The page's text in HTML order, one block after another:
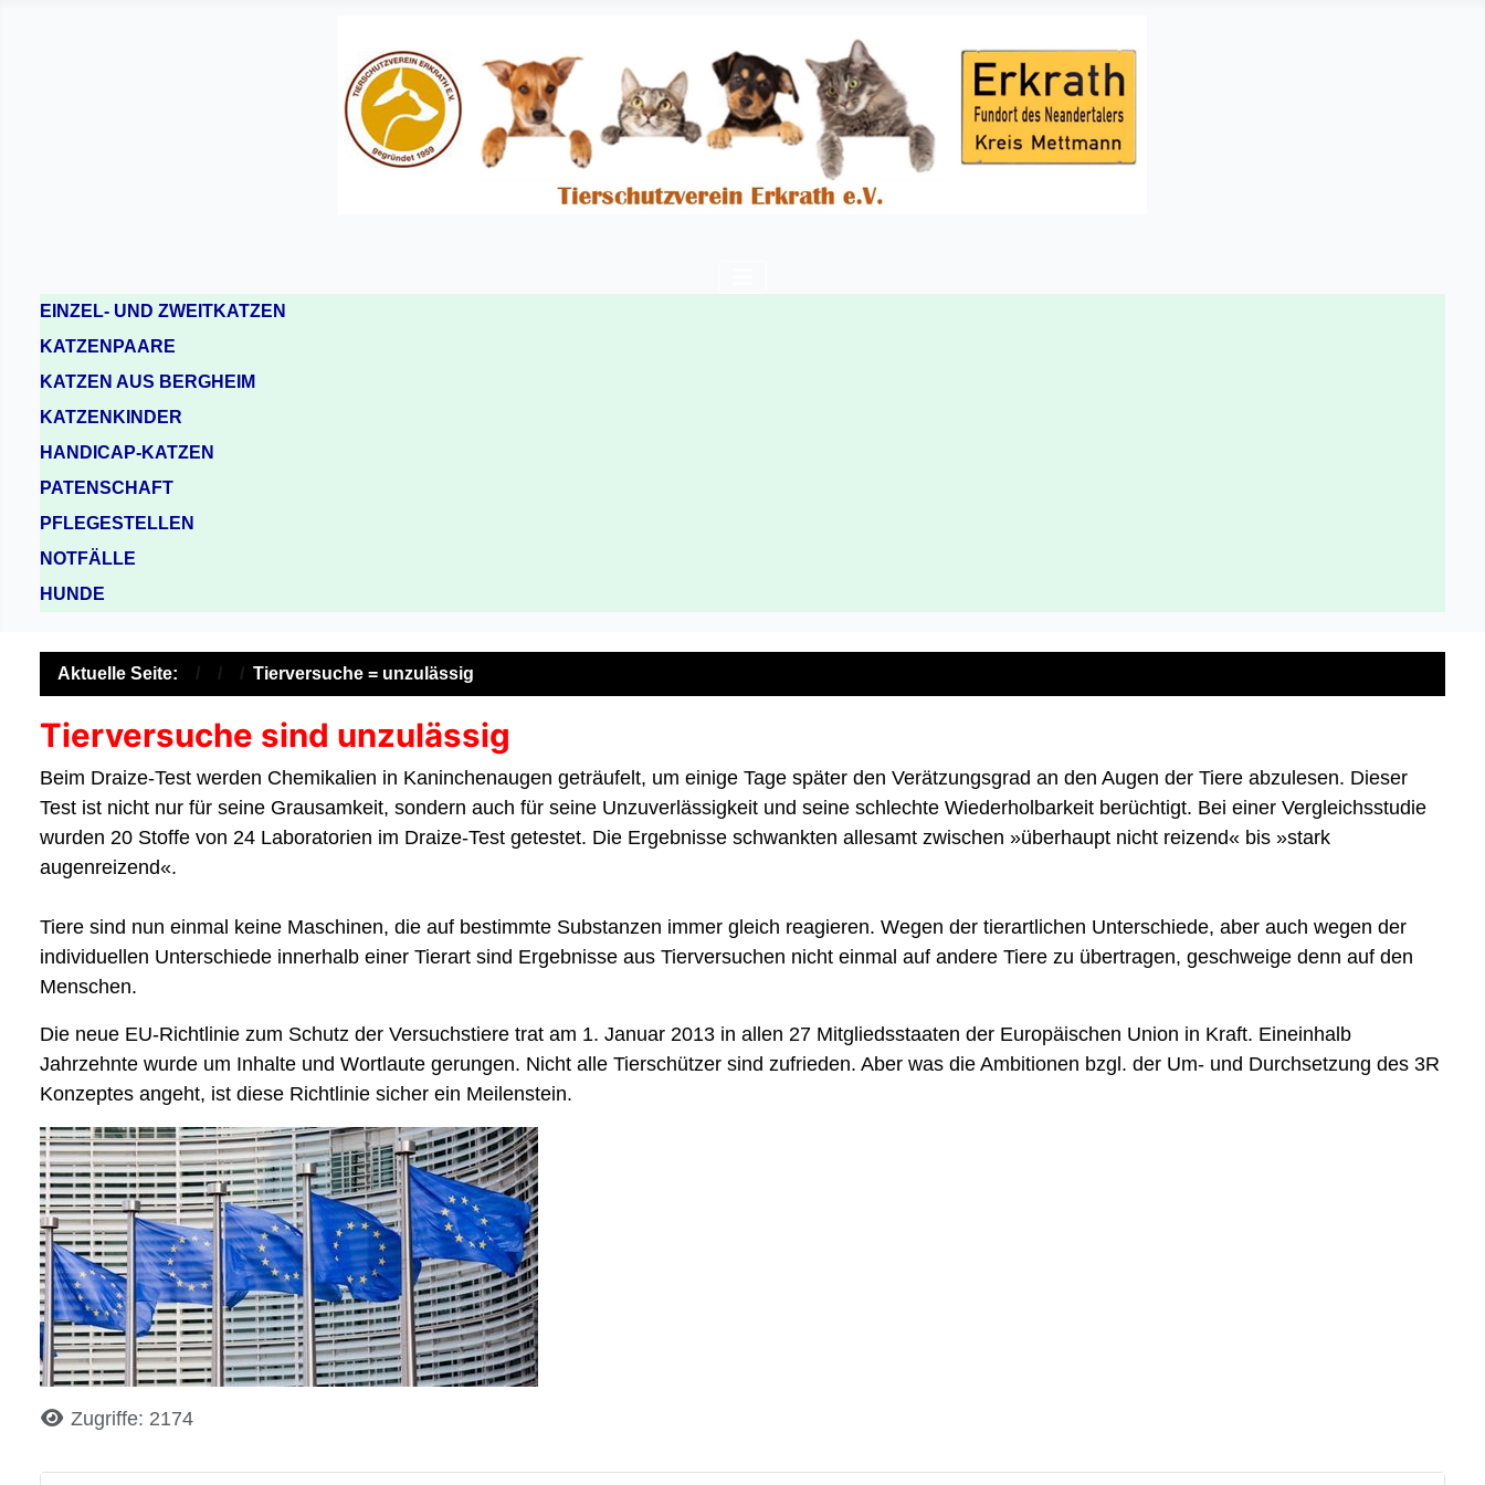
EINZEL- UND ZWEITKATZEN
KATZENPAARE
KATZEN AUS BERGHEIM
KATZENKINDER
HANDICAP-KATZEN
PATENSCHAFT
PFLEGESTELLEN
NOTFÄLLE
HUNDE
Aktuelle Seite: Tierversuche = unzulässig
Tierversuche sind unzulässig
Beim Draize-Test werden Chemikalien in Kaninchenaugen geträufelt, um einige Tage später den Verätzungsgrad an den Augen der Tiere abzulesen. Dieser
Test ist nicht nur für seine Grausamkeit, sondern auch für seine Unzuverlässigkeit und seine schlechte Wiederholbarkeit berüchtigt. Bei einer Vergleichsstudie
wurden 20 Stoffe von 24 Laboratorien im Draize-Test getestet. Die Ergebnisse schwankten allesamt zwischen »überhaupt nicht reizend« bis »stark
augenreizend«.
Tiere sind nun einmal keine Maschinen, die auf bestimmte Substanzen immer gleich reagieren. Wegen der tierartlichen Unterschiede, aber auch wegen der
individuellen Unterschiede innerhalb einer Tierart sind Ergebnisse aus Tierversuchen nicht einmal auf andere Tiere zu übertragen, geschweige denn auf den
Menschen.
Die neue EU-Richtlinie zum Schutz der Versuchstiere trat am 1. Januar 2013 in allen 27 Mitgliedsstaaten der Europäischen Union in Kraft. Eineinhalb
Jahrzehnte wurde um Inhalte und Wortlaute gerungen. Nicht alle Tierschützer sind zufrieden. Aber was die Ambitionen bzgl. der Um- und Durchsetzung des 3R
Konzeptes angeht, ist diese Richtlinie sicher ein Meilenstein.
DetailsZugriffe: 2174